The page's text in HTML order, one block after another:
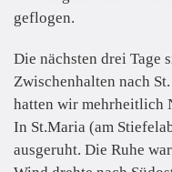
geflogen.
Die nächsten drei Tage
Zwischenhalten nach
hatten wir mehrheitlich
In St.Maria (am
ausgeruht. Die Ruhe